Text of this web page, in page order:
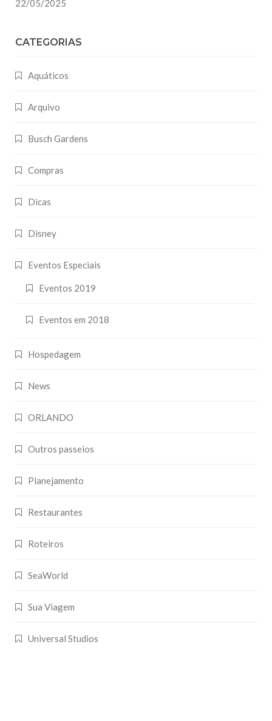
22/05/2025
CATEGORIAS
Aquáticos
Arquivo
Busch Gardens
Compras
Dicas
Disney
Eventos Especiais
Eventos 2019
Eventos em 2018
Hospedagem
News
ORLANDO
Outros passeios
Planejamento
Restaurantes
Roteiros
SeaWorld
Sua Viagem
Universal Studios